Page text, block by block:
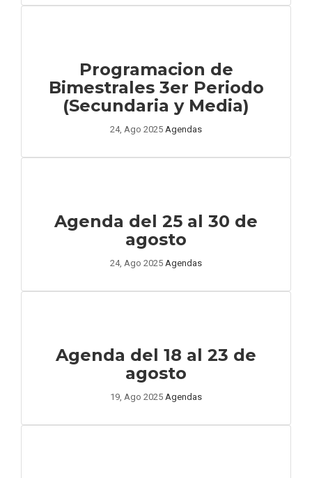
Programacion de
Bimestrales 3er Periodo
(Secundaria y Media)
24, Ago 2025 Agendas
Agenda del 25 al 30 de
agosto
24, Ago 2025 Agendas
Agenda del 18 al 23 de
agosto
19, Ago 2025 Agendas